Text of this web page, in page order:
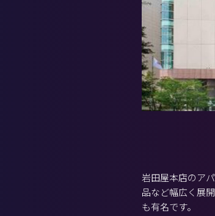
岩田屋本店のア
品など幅広く展
も有名です。